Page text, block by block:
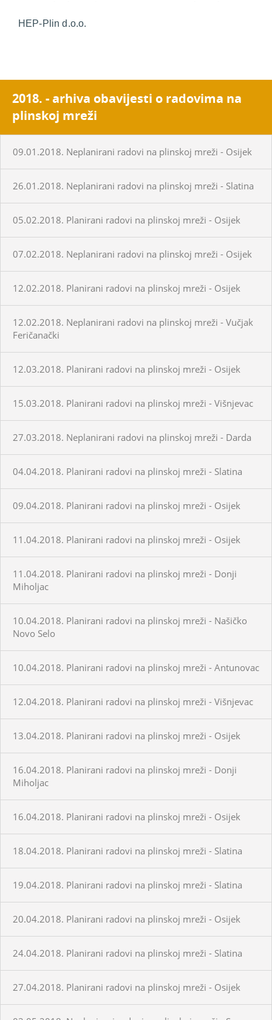
HEP-Plin d.o.o.
2018. - arhiva obavijesti o radovima na
plinskoj mreži
09.01.2018. Neplanirani radovi na plinskoj mreži - Osijek
26.01.2018. Neplanirani radovi na plinskoj mreži - Slatina
05.02.2018. Planirani radovi na plinskoj mreži - Osijek
07.02.2018. Neplanirani radovi na plinskoj mreži - Osijek
12.02.2018. Planirani radovi na plinskoj mreži - Osijek
12.02.2018. Neplanirani radovi na plinskoj mreži - Vučjak
Feričanački
12.03.2018. Planirani radovi na plinskoj mreži - Osijek
15.03.2018. Planirani radovi na plinskoj mreži - Višnjevac
27.03.2018. Neplanirani radovi na plinskoj mreži - Darda
04.04.2018. Planirani radovi na plinskoj mreži - Slatina
09.04.2018. Planirani radovi na plinskoj mreži - Osijek
11.04.2018. Planirani radovi na plinskoj mreži - Osijek
11.04.2018. Planirani radovi na plinskoj mreži - Donji
Miholjac
10.04.2018. Planirani radovi na plinskoj mreži - Našičko
Novo Selo
10.04.2018. Planirani radovi na plinskoj mreži - Antunovac
12.04.2018. Planirani radovi na plinskoj mreži - Višnjevac
13.04.2018. Planirani radovi na plinskoj mreži - Osijek
16.04.2018. Planirani radovi na plinskoj mreži - Donji
Miholjac
16.04.2018. Planirani radovi na plinskoj mreži - Osijek
18.04.2018. Planirani radovi na plinskoj mreži - Slatina
19.04.2018. Planirani radovi na plinskoj mreži - Slatina
20.04.2018. Planirani radovi na plinskoj mreži - Osijek
24.04.2018. Planirani radovi na plinskoj mreži - Slatina
27.04.2018. Planirani radovi na plinskoj mreži - Osijek